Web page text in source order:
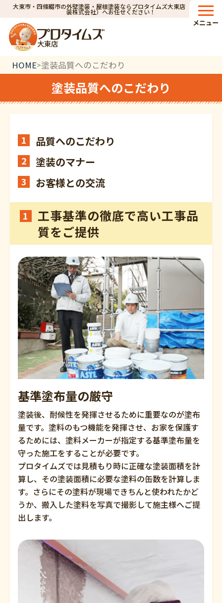
大東市・四條畷市の外壁塗装・屋根塗装ならプロタイムズ大東店（小林建
装株式会社）へお任せください！
大東店
メニュー
HOME>塗装品質へのこだわり
塗装品質へのこだわり
1 品質へのこだわり
2 塗装のマナー
3 お客様との交流
1
工事基準の徹底で高い工事品
質をご提供
基準塗布量の厳守
塗装後、耐候性を発揮させるために重要なのが塗布
量です。塗料のもつ機能を発揮させ、お家を保護す
るためには、塗料メーカーが指定する基準塗布量を
守った施工をすることが必要です。
プロタイムズでは見積もり時に正確な塗装面積を計
算し、その塗装面積に必要な塗料の缶数を計算しま
す。さらにその塗料が現場できちんと使われたかど
うか、搬入した塗料を写真で撮影して施主様へご提
出します。